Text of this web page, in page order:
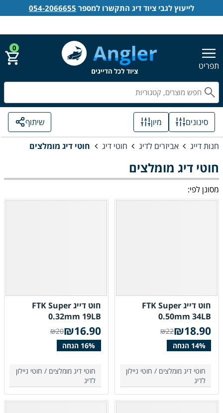
תפריט
0
סינונים מיון שיתוף
חנות דייג אביזרים לדיג חוטי דיג חוטי דיג מומלצים
מסונן לפי:
חוטי דיג מומלצים
חוט דייג FTK Super
0.50mm 34LB
חוטי דיג מומלצים / חוטי ניילון
לדיג
₪22 18.90
₪
חוט דייג FTK Super
0.32mm 19LB
חוטי דיג מומלצים / חוטי ניילון
לדיג
₪20 16.90
₪
לייעוץ לגבי ציוד דיג התקשרו למספר 054-2066655